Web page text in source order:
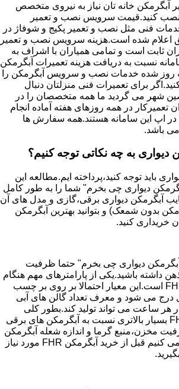
آبگرمکن خانه تان نیاز به نیروی متخصص
نصب کنید.قیمت سرویس نصب و تعمیر
فنی مثل نصب و تعمیر پکیج و شوفاژ در
اعلام شده است.هزینه سرویس نصب و تعمیر
ثابت است و تمامی همیاران با اشراف به
نسبت به دریافت هزینه تعمیرات آبگرمکن
روز شده خدمات نصب و سرویس آبگرمکن را
برای تعمیرات فنی منزلتان دنبال
شهر می گردید ما همه متخصصان را در
تعمیرکار در همه روزهای هفته آماده انجام
اپ این سامانه هستند.همه سفارش ها
باشد.
دیواری به چه نکاتی توجه کنیم؟
باید توجه کنید،پرداخته ایم.مطالعه این
دیواری چی بخرم" شما را به طور کامل
آبگرمکن دیواری برقی،گازی و مدل های آن
بدون شمعک) و بتوانید بهترین آبگرمکن
خریداری کنید.
دیواری چی بخرم" حتما ظرفیت
داشته باشید.یکی از پارامترهای مهم هنگام
خرید آبگرمکن،معیار FHR است.این معیار احتمالا بر روی بر چسب
درج می شود و معرف تعداد گالن های آبی
هر ساعت می تواند تولید کند.بطور کلی
آبگرمکن های گازی FHR بسیار بالاتری نسبت به آبگرمکن های برقی
مخزن،منبع گرما و اندازه شعله آبگرمکن
بستگی دارد که توصیه می کنیم قبل از خرید آبگرمکن FHR مورد نیاز